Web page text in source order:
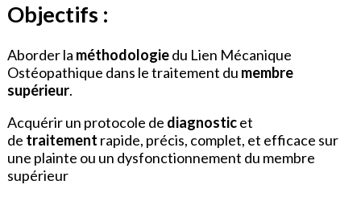
Objectifs :
Aborder la méthodologiedu Lien Mécanique
Ostéopathique dans le traitement du membre
supérieur.
Acquérir un protocole de diagnosticet
de traitement rapide, précis, complet, et efficace sur
une plainte ou un dysfonctionnement du membre
supérieur